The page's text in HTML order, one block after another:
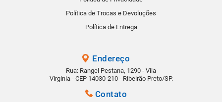
Política de Trocas e Devoluções
Política de Entrega
Endereço
Rua: Rangel Pestana, 1290 - Vila
Virgínia - CEP 14030-210 - Ribeirão Preto/SP.
Contato